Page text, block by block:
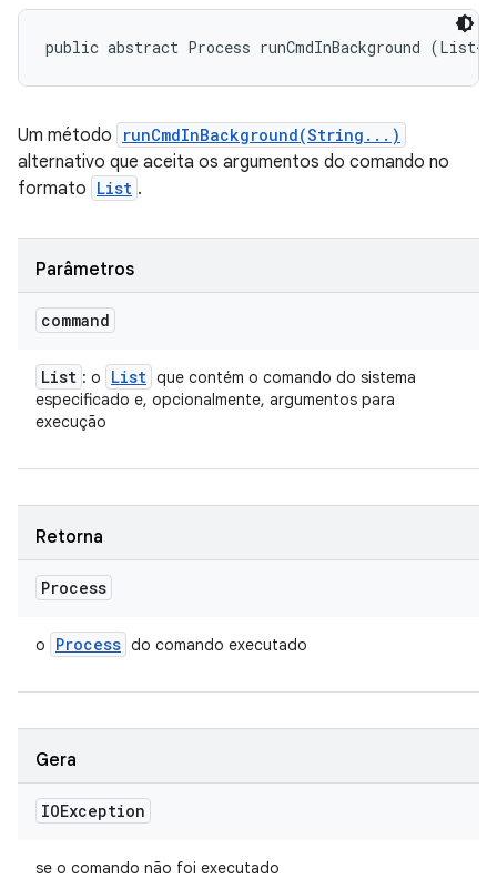
public abstract Process runCmdInBackground
Um método runCmdInBackground(String...)
alternativo que aceita os argumentos do comando no
formato List .
Parâmetros
command
List : o List que contém o comando do sistema
especificado e, opcionalmente, argumentos para
execução
Retorna
Process
o Process do comando executado
Gera
IOException
se o comando não foi executado